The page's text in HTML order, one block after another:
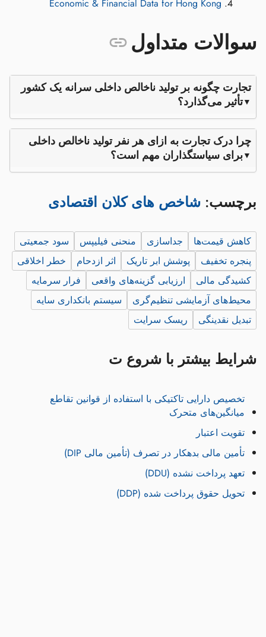
Economic & Financial Data for Hong Kong
سوالات متداول
تجارت چگونه بر تولید ناخالص داخلی سرانه یک کشور
تأثیر می‌گذارد؟
چرا درک تجارت به ازای هر نفر تولید ناخالص داخلی
برای سیاستگذاران مهم است؟
برچسب: شاخص های کلان اقتصادی
کاهش قیمت‌ها جداسازی منحنی فیلیپس
سود جمعیتی
پنجره تخفیف
پوشش ابر تاریک اثر ازدحام
خطر اخلاقی
کشیدگی مالی
ارزیابی گزینه‌های واقعی
فرار سرمایه
محیط‌های آزمایشی تنظیم‌گری
سیستم بانکداری سایه
تبدیل نقدینگی
ریسک سرایت
شرایط بیشتر با شروع ت
تخصیص دارایی تاکتیکی با استفاده از قوانین تقاطع
میانگین‌های متحرک
تقویت اعتبار
تأمین مالی بدهکار در تصرف (تأمین مالی DIP)
تعهد پرداخت نشده (DDU)
تحویل حقوق پرداخت شده (DDP)